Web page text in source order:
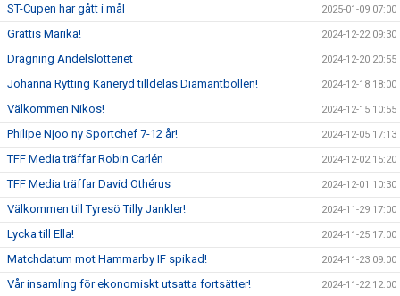
ST-Cupen har gått i mål 2025-01-09 07:00
Grattis Marika! 2024-12-22 09:30
Dragning Andelslotteriet 2024-12-20 20:55
Johanna Rytting Kaneryd tilldelas Diamantbollen! 2024-12-18 18:00
Välkommen Nikos! 2024-12-15 10:55
Philipe Njoo ny Sportchef 7-12 år! 2024-12-05 17:13
TFF Media träffar Robin Carlén 2024-12-02 15:20
TFF Media träffar David Othérus 2024-12-01 10:30
Välkommen till Tyresö Tilly Jankler! 2024-11-29 17:00
Lycka till Ella! 2024-11-25 17:00
Matchdatum mot Hammarby IF spikad! 2024-11-23 09:00
Vår insamling för ekonomiskt utsatta fortsätter! 2024-11-22 12:00